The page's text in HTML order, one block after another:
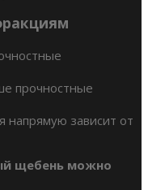
прочностные
напрямую зависит от
щебень можно